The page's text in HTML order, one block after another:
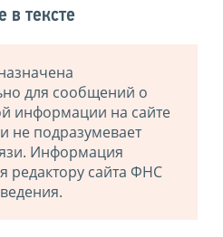
тексте
для сообщений о
информации на сайте
не подразумевает
Информация
редактору сайта ФНС